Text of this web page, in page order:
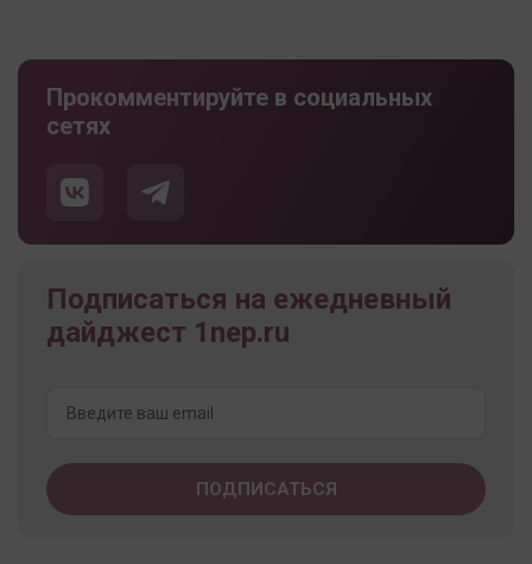
Прокомментируйте в социальных
сетях
Подписаться на ежедневный
дайджест 1nep.ru